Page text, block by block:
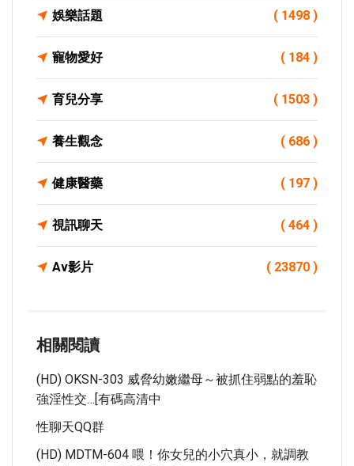
娛樂話題 ( 1498 )
寵物愛好 ( 184 )
育兒分享 ( 1503 )
養生觀念 ( 686 )
健康醫藥 ( 197 )
視訊聊天 ( 464 )
Av影片 ( 23870 )
相關閱讀
(HD) OKSN-303 威脅幼嫩繼母～被抓住弱點的羞恥
強淫性交…[有碼高清中
性聊天QQ群
(HD) MDTM-604 喂！你女兒的小穴真小，就調教